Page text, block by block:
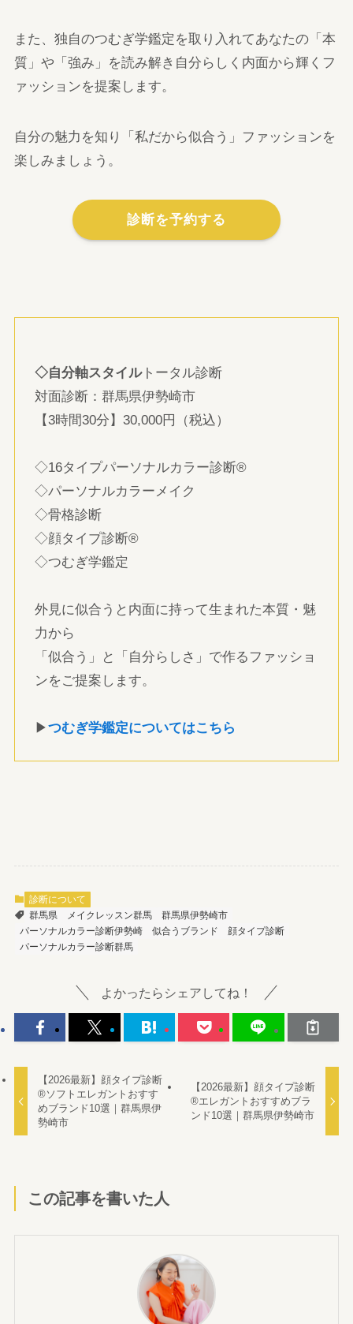
また、独自のつむぎ学鑑定を取り入れてあなたの「本
質」や「強み」を読み解き自分らしく内面から輝くフ
ァッションを提案します。
自分の魅力を知り「私だから似合う」ファッションを
楽しみましょう。
診断を予約する
◇自分軸スタイルトータル診断
対面診断：群馬県伊勢崎市
【3時間30分】30,000円（税込）
◇16タイプパーソナルカラー診断®
◇パーソナルカラーメイク
◇骨格診断
◇顔タイプ診断®
◇つむぎ学鑑定
外見に似合うと内面に持って生まれた本質・魅
力から
「似合う」と「自分らしさ」で作るファッショ
ンをご提案します。
▶つむぎ学鑑定についてはこちら
診断について
群馬県
メイクレッスン群馬
群馬県伊勢崎市
パーソナルカラー診断伊勢崎
似合うブランド
顔タイプ診断
パーソナルカラー診断群馬
よかったらシェアしてね！
【2026最新】顔タイプ診断
®︎ソフトエレガントおすす
めブランド10選｜群馬県伊
勢崎市
【2026最新】顔タイプ診断
®︎エレガントおすすめブラ
ンド10選｜群馬県伊勢崎市
この記事を書いた人